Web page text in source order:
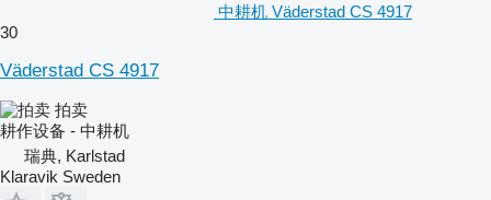
中耕机 Väderstad CS 4917
30
Väderstad CS 4917
拍卖
耕作设备 - 中耕机
瑞典, Karlstad
Klaravik Sweden